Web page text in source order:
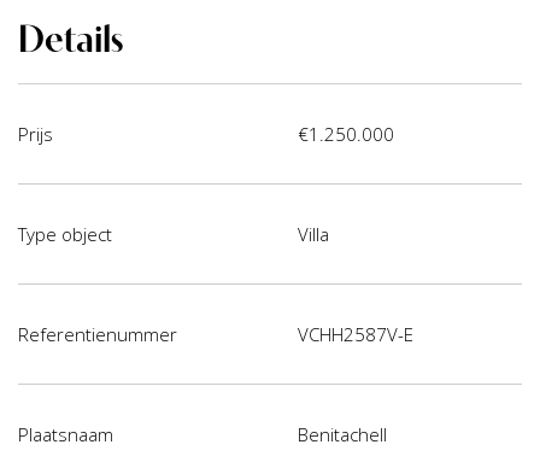
Details
Prijs €1.250.000
Type object Villa
Referentienummer VCHH2587V-E
Plaatsnaam Benitachell